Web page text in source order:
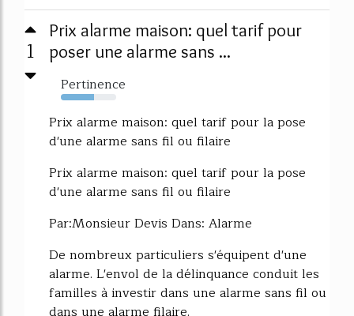
1
Prix alarme maison: quel tarif pour
poser une alarme sans ...
Pertinence
60%
Prix alarme maison: quel tarif pour la pose
d'une alarme sans fil ou filaire
Prix alarme maison: quel tarif pour la pose
d'une alarme sans fil ou filaire
Par:Monsieur Devis Dans: Alarme
De nombreux particuliers s'équipent d'une
alarme. L'envol de la délinquance conduit les
familles à investir dans une alarme sans fil ou
dans une alarme filaire.